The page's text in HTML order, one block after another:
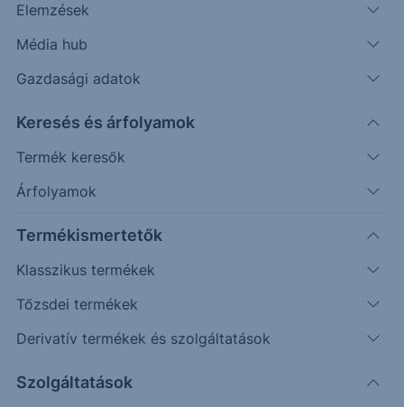
Elemzések
Média hub
Gazdasági adatok
Keresés és árfolyamok
Termék keresők
Árfolyamok
Termékismertetők
Klasszikus termékek
Tőzsdei termékek
Derivatív termékek és szolgáltatások
Szolgáltatások
26.00
Időpont: 26.08.07. 22:00
Előző záró:
25.70
Árfolyamértesítő rögzítése
További információk kérése